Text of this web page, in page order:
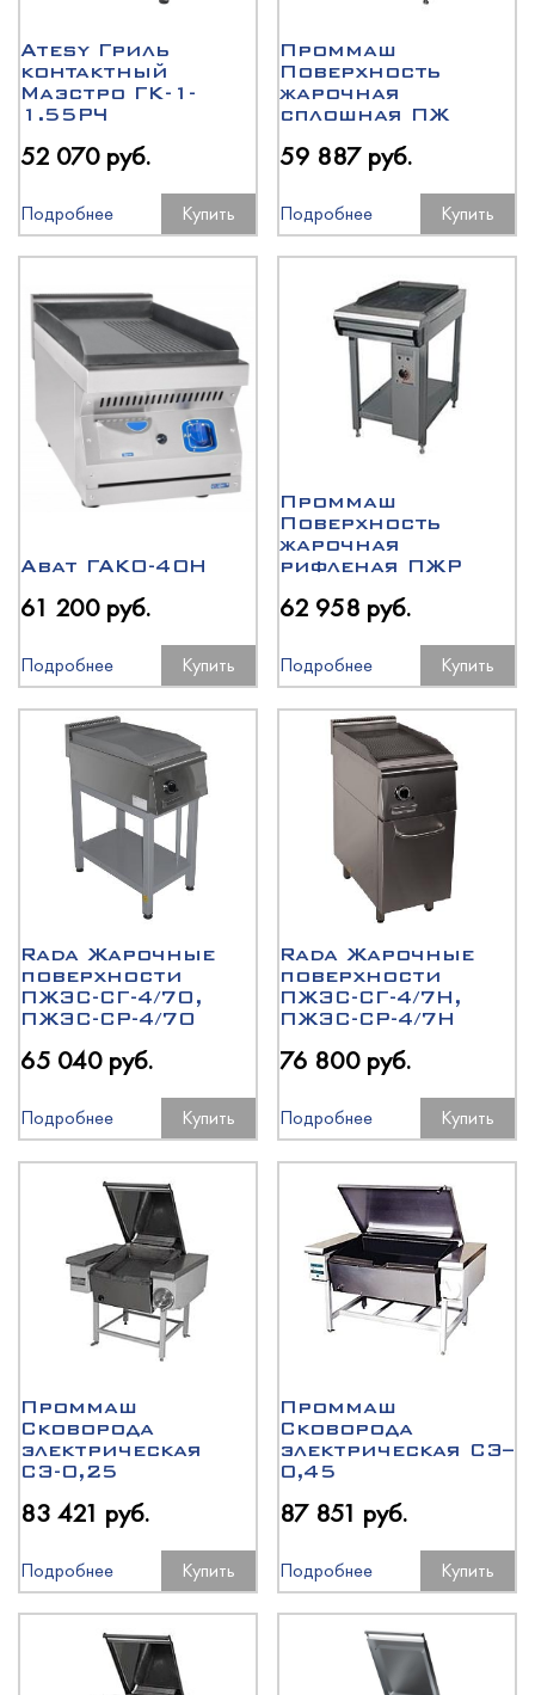
Atesy Гриль
контактный
Маэстро ГК-1-
1.55РЧ
52 070 руб.
Подробнее Купить
Проммаш
Поверхность
жарочная
сплошная ПЖ
59 887 руб.
Подробнее Купить
Abat ГАКО-40Н
61 200 руб.
Подробнее Купить
Проммаш
Поверхность
жарочная
рифленая ПЖР
62 958 руб.
Подробнее Купить
Rada Жарочные
поверхности
ПЖЭС-СГ-4/7О,
ПЖЭС-СР-4/7О
65 040 руб.
Подробнее Купить
Rada Жарочные
поверхности
ПЖЭС-СГ-4/7Н,
ПЖЭС-СР-4/7Н
76 800 руб.
Подробнее Купить
Проммаш
Сковорода
электрическая
СЭ-0,25
83 421 руб.
Подробнее Купить
Проммаш
Сковорода
электрическая СЭ–
0,45
87 851 руб.
Подробнее Купить